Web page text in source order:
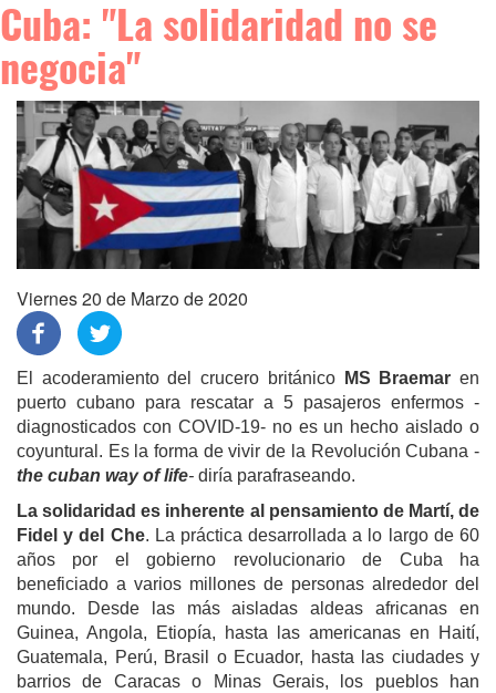
Cuba: "La solidaridad no se
negocia"
Viernes 20 de Marzo de 2020
El acoderamiento del crucero británico MS Braemar en
puerto cubano para rescatar a 5 pasajeros enfermos -
diagnosticados con COVID-19- no es un hecho aislado o
coyuntural. Es la forma de vivir de la Revolución Cubana -
the cuban way of life- diría parafraseando.
La solidaridad es inherente al pensamiento de Martí, de
Fidel y del Che. La práctica desarrollada a lo largo de 60
años por el gobierno revolucionario de Cuba ha
beneficiado a varios millones de personas alrededor del
mundo. Desde las más aisladas aldeas africanas en
Guinea, Angola, Etiopía, hasta las americanas en Haití,
Guatemala, Perú, Brasil o Ecuador, hasta las ciudades y
barrios de Caracas o Minas Gerais, los pueblos han